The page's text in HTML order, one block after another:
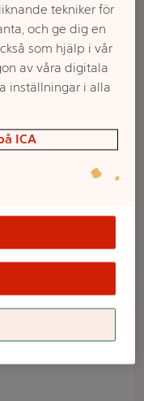
50ml
tekniker för
och ge dig en
som hjälp i vår
av våra digitala
inställningar i alla
ICA